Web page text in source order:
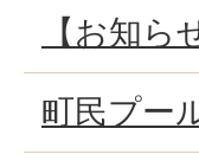
【お知
町民プー